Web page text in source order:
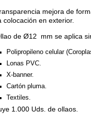
mejora de
colocación en exterior.
de Ø12 mm se aplica
Polipropileno celular
Lonas PVC.
X-banner.
Cartón pluma.
Textiles.
1.000 Uds. de ollaos.